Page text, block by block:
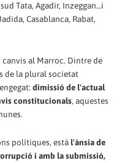
Tata, Agadir, Inzeggan…i
Casablanca, Rabat,
al Marroc. Dintre de
de la plural societat
dimissió de l'actual
constitucionals, aquestes
polítiques, estàl'ànsia de
i amb la submissió,